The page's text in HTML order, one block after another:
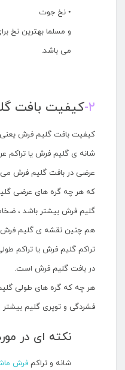
• نخ جوت
و مسلما بهترین نخ
می باشد.
۲- کیفیت بافت
کیفیت بافت گلیم فرش
شانه ی گلیم فرش یا تراکم
عرضی در بافت گلیم فرش می
که هر چه گره های عرضی
گلیم فرش بیشتر باشد ،
هم چنین نقشه ی گلیم فرش
تراکم گلیم فرش یا تراکم
در بافت گلیم فرش است.
هر چه که گره های طولی
فشردگی و توپری گلیم
نکته ای در
شانه و تراکم فرش